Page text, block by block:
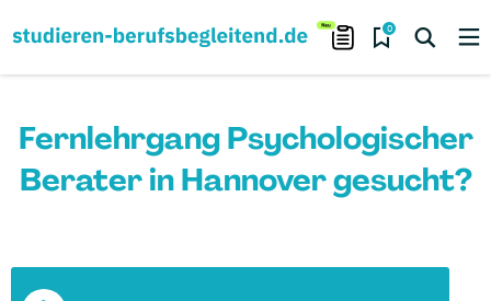
0
Fernlehrgang Psychologischer
Berater in Hannover gesucht?